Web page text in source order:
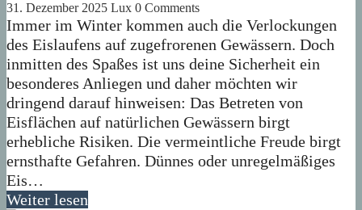
31. Dezember 2025 Lux 0 Comments
Immer im Winter kommen auch die Verlockungen
des Eislaufens auf zugefrorenen Gewässern. Doch
inmitten des Spaßes ist uns deine Sicherheit ein
besonderes Anliegen und daher möchten wir
dringend darauf hinweisen: Das Betreten von
Eisflächen auf natürlichen Gewässern birgt
erhebliche Risiken. Die vermeintliche Freude birgt
ernsthafte Gefahren. Dünnes oder unregelmäßiges
Eis…
Weiter lesen